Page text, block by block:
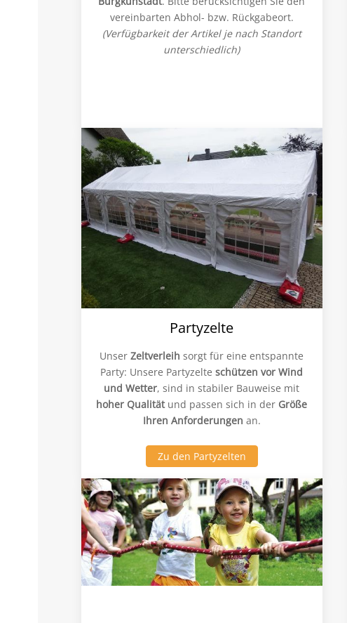
vereinbarten Abhol- bzw. Rückgabeort.
(Verfügbarkeit der Artikel je nach Standort
unterschiedlich)
Partyzelte
UnserZeltverleih sorgt für eine entspannte
Party: Unsere Partyzelteschützen vor Wind
und Wetter, sind in stabiler Bauweise mit
hoher Qualitätund passen sich in der Größe
Ihren Anforderungen an.
Zu den Partyzelten